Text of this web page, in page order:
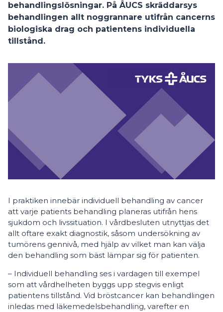
behandlingslösningar. På ÅUCS skräddarsys
behandlingen allt noggrannare utifrån cancerns
biologiska drag och patientens individuella
tillstånd.
I praktiken innebär individuell behandling av cancer
att varje patients behandling planeras utifrån hens
sjukdom och livssituation. I vårdbesluten utnyttjas det
allt oftare exakt diagnostik, såsom undersökning av
tumörens gennivå, med hjälp av vilket man kan välja
den behandling som bäst lämpar sig för patienten.
– Individuell behandling ses i vardagen till exempel
som att vårdhelheten byggs upp stegvis enligt
patientens tillstånd. Vid bröstcancer kan behandlingen
inledas med läkemedelsbehandling, varefter en